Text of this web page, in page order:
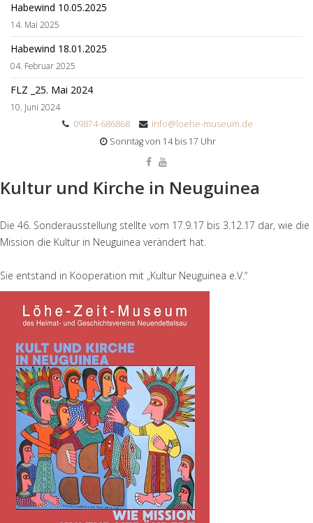
Habewind 10.05.2025
14. Mai 2025
Habewind 18.01.2025
04. Februar 2025
FLZ _25. Mai 2024
10. Juni 2024
09874-686868
info@loehe-museum.de
Sonntag von 14 bis 17 Uhr
Kultur und Kirche in Neuguinea
Die 46. Sonderausstellung stellte vom 17.9.17 bis 3.12.17 dar, wie die
Mission die Kultur in Neuguinea verändert hat.
Sie entstand in Kooperation mit „Kultur Neuguinea e.V.“